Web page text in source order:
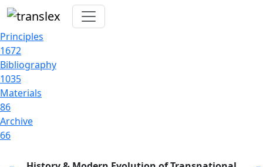
Principles
1672
Bibliography
1035
Materials
86
Archive
66